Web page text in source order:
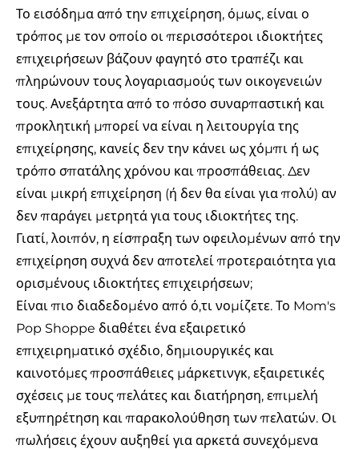
Το εισόδημα από την επιχείρηση, όμως, είναι ο
τρόπος με τον οποίο οι περισσότεροι ιδιοκτήτες
επιχειρήσεων βάζουν φαγητό στο τραπέζι και
πληρώνουν τους λογαριασμούς των οικογενειών
τους. Ανεξάρτητα από το πόσο συναρπαστική και
προκλητική μπορεί να είναι η λειτουργία της
επιχείρησης, κανείς δεν την κάνει ως χόμπι ή ως
τρόπο σπατάλης χρόνου και προσπάθειας. Δεν
είναι μικρή επιχείρηση (ή δεν θα είναι για πολύ) αν
δεν παράγει μετρητά για τους ιδιοκτήτες της.
Γιατί, λοιπόν, η είσπραξη των οφειλομένων από την
επιχείρηση συχνά δεν αποτελεί προτεραιότητα για
ορισμένους ιδιοκτήτες επιχειρήσεων;
Είναι πιο διαδεδομένο από ό,τι νομίζετε. Το Mom's
Pop Shoppe διαθέτει ένα εξαιρετικό
επιχειρηματικό σχέδιο, δημιουργικές και
καινοτόμες προσπάθειες μάρκετινγκ, εξαιρετικές
σχέσεις με τους πελάτες και διατήρηση, επιμελή
εξυπηρέτηση και παρακολούθηση των πελατών. Οι
πωλήσεις έχουν αυξηθεί για αρκετά συνεχόμενα